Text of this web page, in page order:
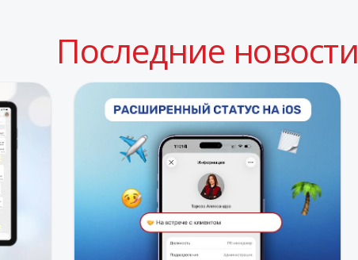
Последние новости